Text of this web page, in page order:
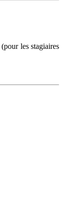
(pour les stagiaires